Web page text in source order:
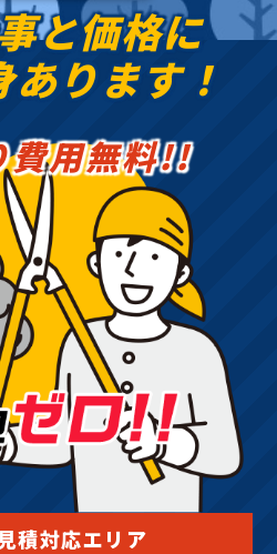
と価格に
あります！
費用無料!!
積対応エリア